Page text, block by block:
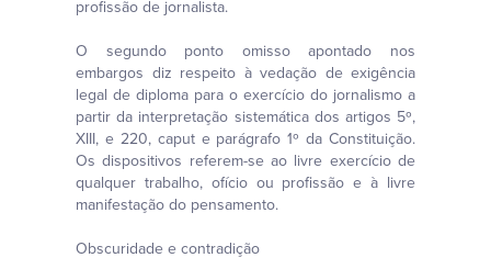
profissão de jornalista.
O segundo ponto omisso apontado nos
embargos diz respeito à vedação de exigência
legal de diploma para o exercício do jornalismo a
partir da interpretação sistemática dos artigos 5º,
XIII, e 220, caput e parágrafo 1º da Constituição.
Os dispositivos referem-se ao livre exercício de
qualquer trabalho, ofício ou profissão e à livre
manifestação do pensamento.
Obscuridade e contradição